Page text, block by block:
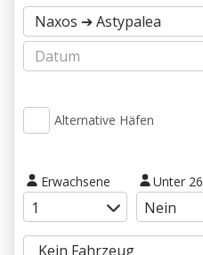
Alternative Häfen
Erwachsene Unter 26